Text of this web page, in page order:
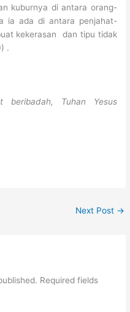
kuburnya di antara orang-
ia ada di antara penjahat-
kekerasan dan tipu tidak
.
beribadah, Tuhan Yesus
Next Post →
Required fields